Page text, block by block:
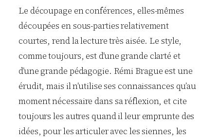
Le découpage en conférences, elles-mêmes
découpées en sous-parties relativement
courtes, rend la lecture très aisée. Le style,
comme toujours, est d’une grande clarté et
d’une grande pédagogie. Rémi Brague est une
érudit, mais il n’utilise ses connaissances qu’au
moment nécessaire dans sa réflexion, et cite
toujours les autres quand il leur emprunte des
idées, pour les articuler avec les siennes, les